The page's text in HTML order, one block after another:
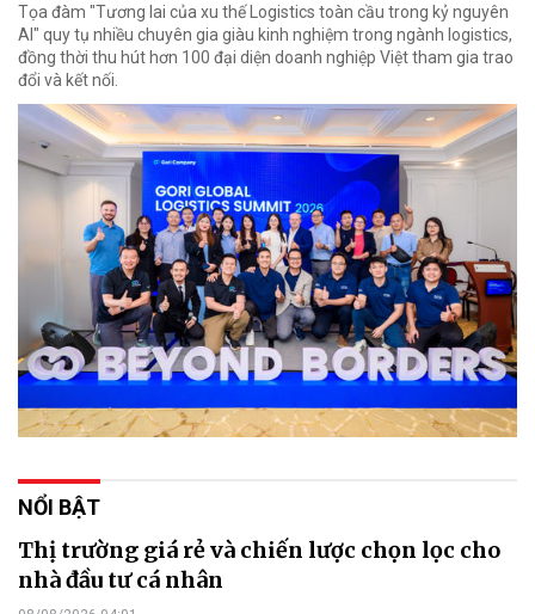
Tọa đàm "Tương lai của xu thế Logistics toàn cầu trong kỷ nguyên
AI" quy tụ nhiều chuyên gia giàu kinh nghiệm trong ngành logistics,
đồng thời thu hút hơn 100 đại diện doanh nghiệp Việt tham gia trao
đổi và kết nối.
NỔI BẬT
Thị trường giá rẻ và chiến lược chọn lọc cho
nhà đầu tư cá nhân